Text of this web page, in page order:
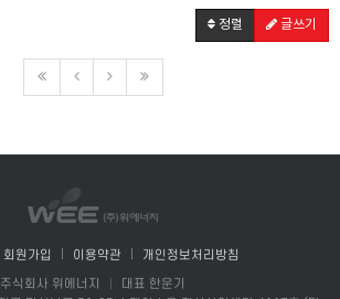
정렬 글쓰기
회원가입 이용약관
개인정보처리방침
주식회사 위에너지
대표 한운기